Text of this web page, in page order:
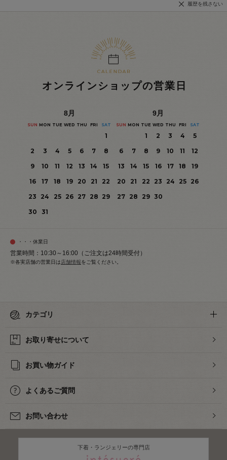
履歴を残さない
オンラインショップの営業日
8月
SUN MON TUE WED THU FRI SAT
1
2
3 4 5 6 7
8
9
10 11 12 13 14
15
16
17 18 19 20 21
22
23
24 25 26 27 28 29
30
31
9月
SUN MON TUE WED THU FRI SAT
1 2 3 4
5
6
7 8 9 10 11
12
13
14 15 16 17 18
19
20
21 22 23 24 25
26
27 28 29 30
・・・休業日
営業時間：10:30～16:00（ご注文は24時間受付）
※各実店舗の営業日は 店舗情報をご覧ください。
カテゴリ
お取り寄せについて
お買い物ガイド
よくあるご質問
お問い合わせ
下着・ランジェリーの専門店